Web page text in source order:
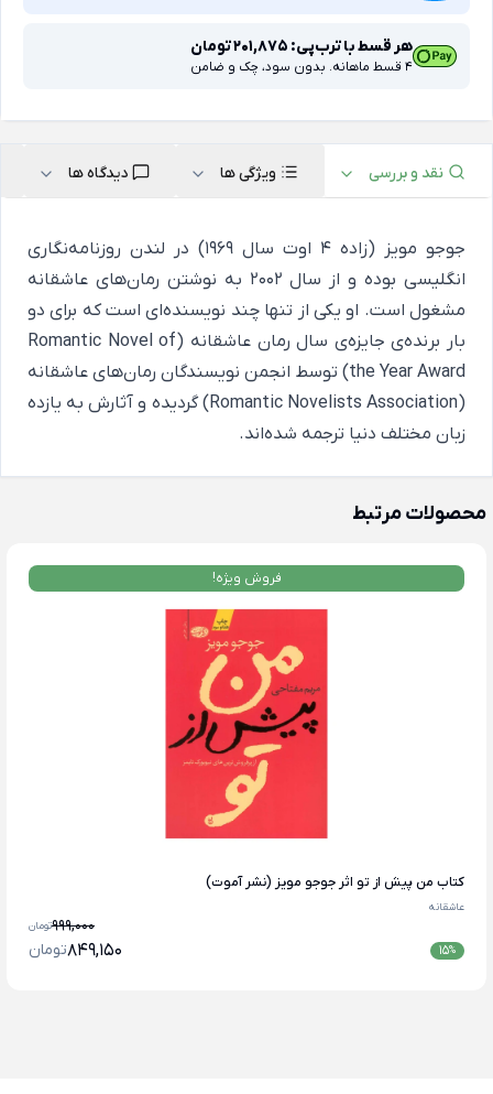
هر قسط با ترب‌پی: 201,875تومان
4 قسط ماهانه. بدون سود، چک و ضامن
نقد و بررسی ویژگی ها دیدگاه ها
جوجو مویز (زاده‌ ۴ اوت سال ۱۹۶۹) در لندن روزنامه‌نگاری
انگلیسی بوده و از سال ۲۰۰۲ به نوشتن رمان‌های عاشقانه
مشغول است. او یکی از تنها چند نویسنده‌ای است که برای دو
بار برنده‌ی جایزه‌ی سال رمان عاشقانه (Romantic Novel of
the Year Award) توسط انجمن نویسندگان رمان‌های عاشقانه
(Romantic Novelists Association) گردیده و آثارش به یازده
زبان مختلف دنیا ترجمه شده‌اند.
محصولات مرتبط
فروش ویژه!
کتاب من پیش از تو اثر جوجو مویز (نشر آموت)
عاشقانه
تومان999,000
%
15 تومان849,150